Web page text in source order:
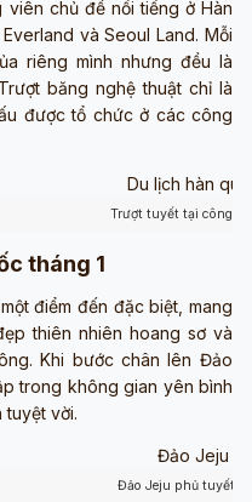
chủ đề nổi tiếng ở Hàn
và Seoul Land. Mỗi
riêng mình nhưng đều là
băng nghệ thuật chỉ là
được tổ chức ở các công
Trượt tuyết tại công
tháng 1
điểm đến đặc biệt, mang
thiên nhiên hoang sơ và
Khi bước chân lên Đảo
trong không gian yên bình
tuyệt vời.
Đảo Jeju phủ tuyết